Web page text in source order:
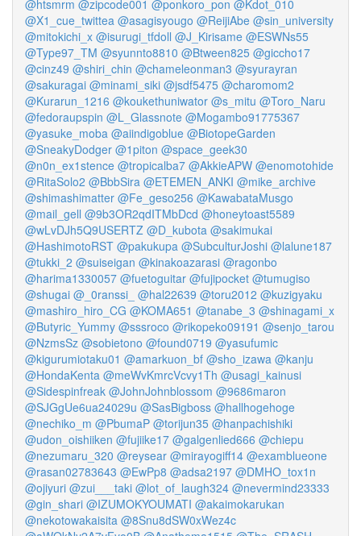
@htsmrm @zipcode001 @ponkoro_pon @Kdot_010
@X1_cue_twittea @asagisyougo @ReijiAbe @sin_university
@mitokichi_x @isurugi_tfdoll @J_Kirisame @ESWNs55
@Type97_TM @syunnto8810 @Btween825 @giccho17
@cinz49 @shiri_chin @chameleonman3 @syurayran
@sakuragai @minami_siki @jsdf5475 @charomom2
@Kurarun_1216 @koukethuniwator @s_mitu @Toro_Naru
@fedoraupspin @L_Glassnote @Mogambo91775367
@yasuke_moba @aiindigoblue @BiotopeGarden
@SneakyDodger @1piton @space_geek30
@n0n_ex1stence @tropicalba7 @AkkieAPW @enomotohide
@RitaSolo2 @BbbSira @ETEMEN_ANKI @mike_archive
@shimashimatter @Fe_geso256 @KawabataMusgo
@mail_gell @9b3OR2qdITMbDcd @honeytoast5589
@wLvDJh5Q9USERTZ @D_kubota @sakimukai
@HashimotoRST @pakukupa @SubculturJoshi @lalune187
@tukki_2 @suiseigan @kinakoazarasi @ragonbo
@harima1330057 @fuetoguitar @fujipocket @tumugiso
@shugai @_0ranssi_ @hal22639 @toru2012 @kuzigyaku
@mashiro_hiro_CG @KOMA651 @tanabe_3 @shinagami_x
@Butyric_Yummy @sssroco @rikopeko09191 @senjo_tarou
@NzmsSz @sobietono @found0719 @yasufumic
@kigurumiotaku01 @amarkuon_bf @sho_izawa @kanju
@HondaKenta @meWvKmrcVcvy1Th @usagi_kainusi
@Sidespinfreak @JohnJohnblossom @9686maron
@SJGgUe6ua24029u @SasBigboss @hallhogehoge
@nechiko_m @PbumaP @torijun35 @hanpachishiki
@udon_oishiiken @fujiike17 @galgenlied666 @chiepu
@nezumaru_320 @reysear @mirayogiff14 @examblueone
@rasan02783643 @EwPp8 @adsa2197 @DMHO_tox1n
@ojiyuri @zui___taki @lot_of_laugh324 @nevermind23333
@gin_shari @IZUMOKYOUMATI @akaimokarukan
@nekotowakaisita @8Snu8dSW0xWez4c